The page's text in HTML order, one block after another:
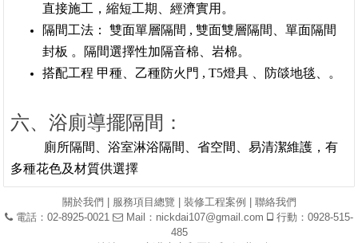
直接施工，縮短工期、經濟實用。
隔間工法： 雙面單層隔間 , 雙面雙層隔間、單面隔間
封板 。隔間選擇性加隔音棉、岩棉。
搭配工程 甲種、乙種防火門 , T5燈具 、防燄地毯、。
六、浴廁導擺隔間：
廁所隔間、浴室淋浴隔間、省空間、易清潔維護，有
多種花色及材質供選擇
關於我們 | 服務項目總覽 | 裝修工程案例 | 聯絡我們
電話：02-8925-0021
Mail： nickdai107@gmail.com
行動：0928-515-
485